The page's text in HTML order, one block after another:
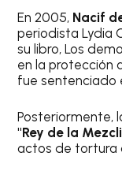
En 2005, Nacif
periodista Lydia
su libro, Los
en la protección
fue sentenciado
Posteriormente,
"Rey de la
actos de tortura